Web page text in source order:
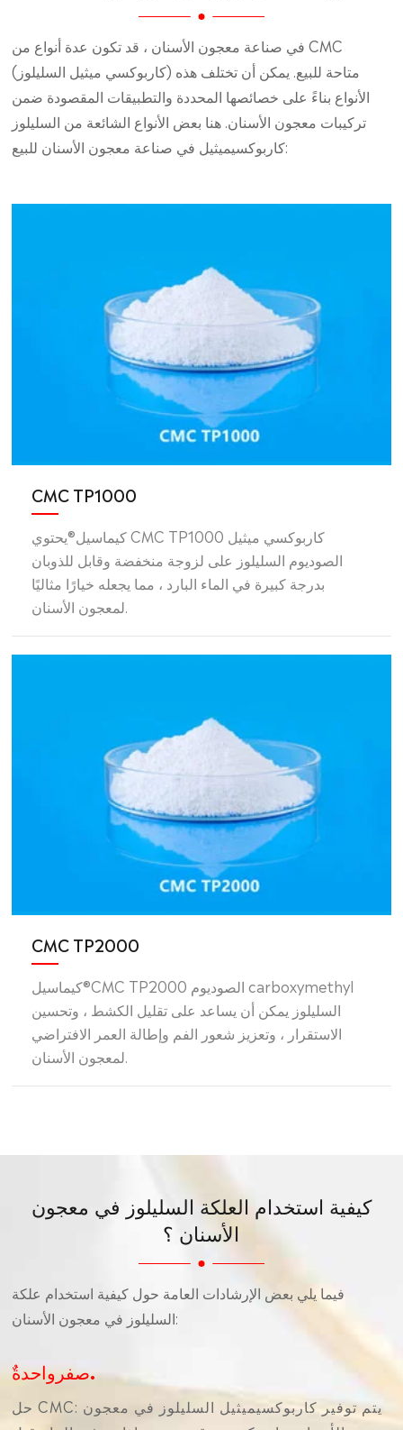
في صناعة معجون الأسنان ، قد تكون عدة أنواع من CMC
(كاربوكسي ميثيل السليلوز) متاحة للبيع. يمكن أن تختلف هذه
الأنواع بناءً على خصائصها المحددة والتطبيقات المقصودة ضمن
تركيبات معجون الأسنان. هنا بعض الأنواع الشائعة من السليلوز
كاربوكسيميثيل في صناعة معجون الأسنان للبيع:
CMC TP1000
كيماسيل®يحتوي CMC TP1000 كاربوكسي ميثيل
الصوديوم السليلوز على لزوجة منخفضة وقابل للذوبان
بدرجة كبيرة في الماء البارد ، مما يجعله خيارًا مثاليًا
CMC TP2000
كيماسيل®CMC TP2000 الصوديوم carboxymethyl
السليلوز يمكن أن يساعد على تقليل الكشط ، وتحسين
الاستقرار ، وتعزيز شعور الفم وإطالة العمر الافتراضي
لمعجون الأسنان.
كيفية استخدام العلكة السليلوز في معجون
الأسنان ؟
فيما يلي بعض الإرشادات العامة حول كيفية استخدام علكة
السليلوز في معجون الأسنان:
صفرواحدةٌ.
حل CMC: يتم توفير كاربوكسيميثيل السليلوز في معجون